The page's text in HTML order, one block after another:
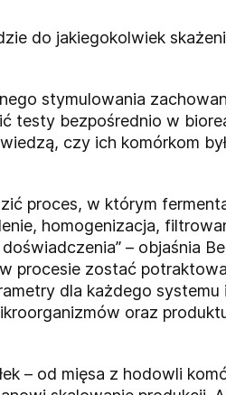
do jakiegokolwiek
stymulowania
testy bezpośrednio w
czy ich komórkom
proces, w którym
homogenizacja,
– objaśnia
procesie zostać
dla każdego systemu i
oraz
– od mięsa z hodowli